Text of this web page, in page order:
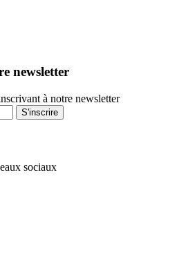
newsletter
à notre newsletter
S'inscrire
sociaux